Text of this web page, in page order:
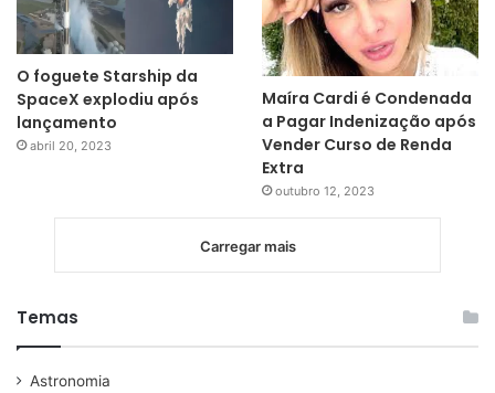
O foguete Starship da
SpaceX explodiu após
lançamento
abril 20, 2023
Maíra Cardi é Condenada
a Pagar Indenização após
Vender Curso de Renda
Extra
outubro 12, 2023
Carregar mais
Temas
Astronomia